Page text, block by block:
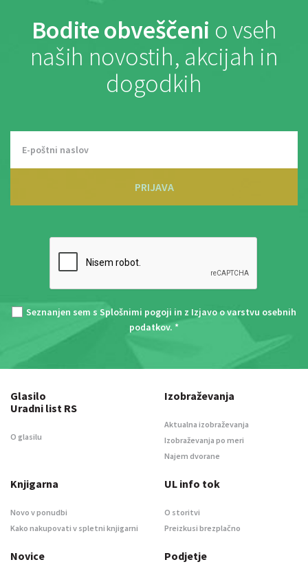
Bodite obveščeni o vseh
naših novostih, akcijah in
dogodkih
PRIJAVA
Seznanjen sem s Splošnimi pogoji in z Izjavo o varstvu osebnih
podatkov. *
Glasilo
Uradni list RS
O glasilu
Izobraževanja
Aktualna izobraževanja
Izobraževanja po meri
Najem dvorane
Knjigarna
Novo v ponudbi
Kako nakupovati v spletni knjigarni
UL info tok
O storitvi
Preizkusi brezplačno
Novice Podjetje